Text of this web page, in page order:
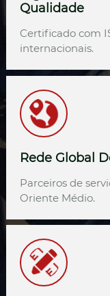
Qualidade
Certificado com
internacionais.
Rede Global
Parceiros de
Oriente Médio.